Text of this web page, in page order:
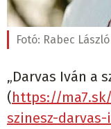
Fotó: Rabec László
„Darvas Iván a
(https://
szinesz-darvas-